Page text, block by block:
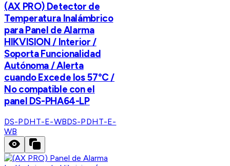
(AX PRO) Detector de
Temperatura Inalámbrico
para Panel de Alarma
HIKVISION / Interior /
Soporta Funcionalidad
Autónoma / Alerta
cuando Excede los 57°C /
No compatible con el
panel DS-PHA64-LP
DS-PDHT-E-WBDS-PDHT-E-
WB